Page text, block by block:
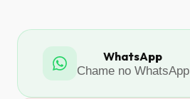
WhatsApp
Chame no WhatsApp